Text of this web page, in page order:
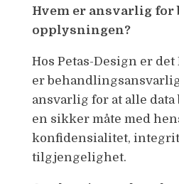
Hvem er ansvarlig for
opplysningen?
Hos Petas-Design er
er
ansvarlig for at alle
en sikker måte med
konfidensialitet,
tilgjengelighet.